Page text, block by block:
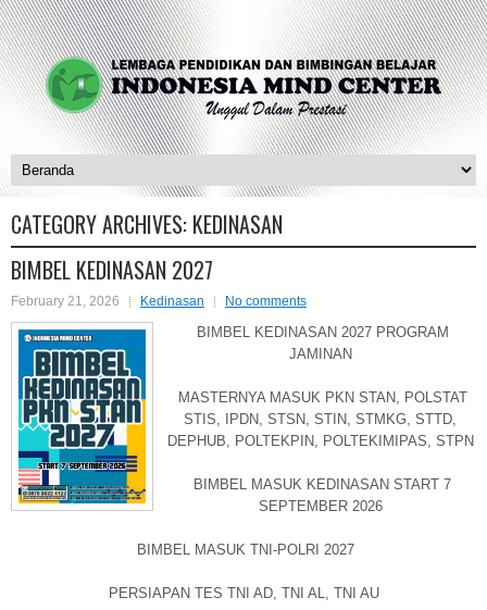
CATEGORY ARCHIVES: KEDINASAN
BIMBEL KEDINASAN 2027
February 21, 2026 Kedinasan No comments
BIMBEL KEDINASAN 2027 PROGRAM
JAMINAN
MASTERNYA MASUK PKN STAN, POLSTAT
STIS, IPDN, STSN, STIN, STMKG, STTD,
DEPHUB, POLTEKPIN, POLTEKIMIPAS, STPN
BIMBEL MASUK KEDINASAN START 7
SEPTEMBER 2026
BIMBEL MASUK TNI-POLRI 2027
PERSIAPAN TES TNI AD, TNI AL, TNI AU